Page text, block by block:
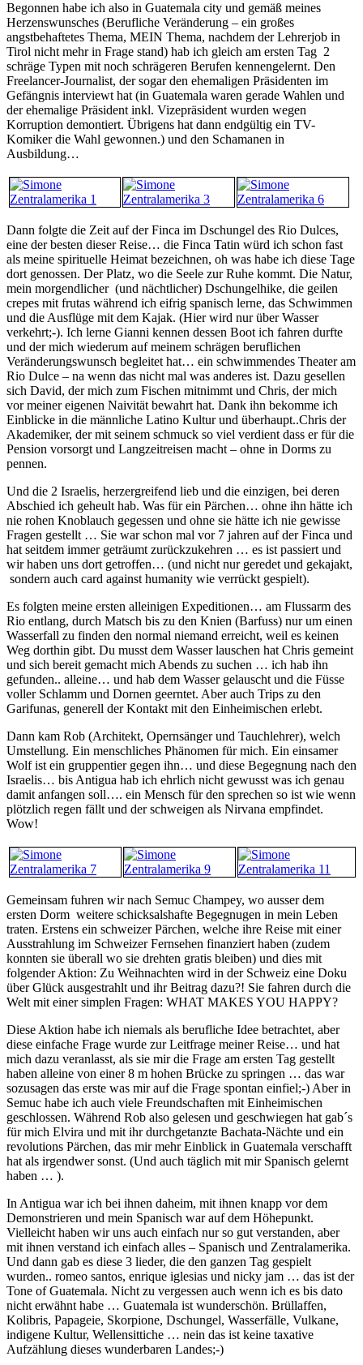
Begonnen habe ich also in Guatemala city und gemäß meines
Herzenswunsches (Berufliche Veränderung – ein großes
angstbehaftetes Thema, MEIN Thema, nachdem der Lehrerjob in
Tirol nicht mehr in Frage stand) hab ich gleich am ersten Tag 2
schräge Typen mit noch schrägeren Berufen kennengelernt. Den
Freelancer-Journalist, der sogar den ehemaligen Präsidenten im
Gefängnis interviewt hat (in Guatemala waren gerade Wahlen und
der ehemalige Präsident inkl. Vizepräsident wurden wegen
Korruption demontiert. Übrigens hat dann endgültig ein TV-
Komiker die Wahl gewonnen.) und den Schamanen in
Ausbildung…
Dann folgte die Zeit auf der Finca im Dschungel des Rio Dulces,
eine der besten dieser Reise… die Finca Tatin würd ich schon fast
als meine spirituelle Heimat bezeichnen, oh was habe ich diese Tage
dort genossen. Der Platz, wo die Seele zur Ruhe kommt. Die Natur,
mein morgendlicher (und nächtlicher) Dschungelhike, die geilen
crepes mit frutas während ich eifrig spanisch lerne, das Schwimmen
und die Ausflüge mit dem Kajak. (Hier wird nur über Wasser
verkehrt;-). Ich lerne Gianni kennen dessen Boot ich fahren durfte
und der mich wiederum auf meinem schrägen beruflichen
Veränderungswunsch begleitet hat… ein schwimmendes Theater am
Rio Dulce – na wenn das nicht mal was anderes ist. Dazu gesellen
sich David, der mich zum Fischen mitnimmt und Chris, der mich
vor meiner eigenen Naivität bewahrt hat. Dank ihn bekomme ich
Einblicke in die männliche Latino Kultur und überhaupt..Chris der
Akademiker, der mit seinem schmuck so viel verdient dass er für die
Pension vorsorgt und Langzeitreisen macht – ohne in Dorms zu
pennen.
Und die 2 Israelis, herzergreifend lieb und die einzigen, bei deren
Abschied ich geheult hab. Was für ein Pärchen… ohne ihn hätte ich
nie rohen Knoblauch gegessen und ohne sie hätte ich nie gewisse
Fragen gestellt … Sie war schon mal vor 7 jahren auf der Finca und
hat seitdem immer geträumt zurückzukehren … es ist passiert und
wir haben uns dort getroffen… (und nicht nur geredet und gekajakt,
sondern auch card against humanity wie verrückt gespielt).
Es folgten meine ersten alleinigen Expeditionen… am Flussarm des
Rio entlang, durch Matsch bis zu den Knien (Barfuss) nur um einen
Wasserfall zu finden den normal niemand erreicht, weil es keinen
Weg dorthin gibt. Du musst dem Wasser lauschen hat Chris gemeint
und sich bereit gemacht mich Abends zu suchen … ich hab ihn
gefunden.. alleine… und hab dem Wasser gelauscht und die Füsse
voller Schlamm und Dornen geerntet. Aber auch Trips zu den
Garifunas, generell der Kontakt mit den Einheimischen erlebt.
Dann kam Rob (Architekt, Opernsänger und Tauchlehrer), welch
Umstellung. Ein menschliches Phänomen für mich. Ein einsamer
Wolf ist ein gruppentier gegen ihn… und diese Begegnung nach den
Israelis… bis Antigua hab ich ehrlich nicht gewusst was ich genau
damit anfangen soll…. ein Mensch für den sprechen so ist wie wenn
plötzlich regen fällt und der schweigen als Nirvana empfindet.
Wow!
Gemeinsam fuhren wir nach Semuc Champey, wo ausser dem
ersten Dorm weitere schicksalshafte Begegnugen in mein Leben
traten. Erstens ein schweizer Pärchen, welche ihre Reise mit einer
Ausstrahlung im Schweizer Fernsehen finanziert haben (zudem
konnten sie überall wo sie drehten gratis bleiben) und dies mit
folgender Aktion: Zu Weihnachten wird in der Schweiz eine Doku
über Glück ausgestrahlt und ihr Beitrag dazu?! Sie fahren durch die
Welt mit einer simplen Fragen: WHAT MAKES YOU HAPPY?
Diese Aktion habe ich niemals als berufliche Idee betrachtet, aber
diese einfache Frage wurde zur Leitfrage meiner Reise… und hat
mich dazu veranlasst, als sie mir die Frage am ersten Tag gestellt
haben alleine von einer 8 m hohen Brücke zu springen … das war
sozusagen das erste was mir auf die Frage spontan einfiel;-) Aber in
Semuc habe ich auch viele Freundschaften mit Einheimischen
geschlossen. Während Rob also gelesen und geschwiegen hat gab´s
für mich Elvira und mit ihr durchgetanzte Bachata-Nächte und ein
revolutions Pärchen, das mir mehr Einblick in Guatemala verschafft
hat als irgendwer sonst. (Und auch täglich mit mir Spanisch gelernt
haben … ).
In Antigua war ich bei ihnen daheim, mit ihnen knapp vor dem
Demonstrieren und mein Spanisch war auf dem Höhepunkt.
Vielleicht haben wir uns auch einfach nur so gut verstanden, aber
mit ihnen verstand ich einfach alles – Spanisch und Zentralamerika.
Und dann gab es diese 3 lieder, die den ganzen Tag gespielt
wurden.. romeo santos, enrique iglesias und nicky jam … das ist der
Tone of Guatemala. Nicht zu vergessen auch wenn ich es bis dato
nicht erwähnt habe … Guatemala ist wunderschön. Brüllaffen,
Kolibris, Papageie, Skorpione, Dschungel, Wasserfälle, Vulkane,
indigene Kultur, Wellensittiche … nein das ist keine taxative
Aufzählung dieses wunderbaren Landes;-)